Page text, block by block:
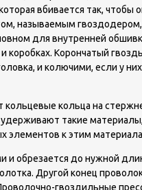
вбивается так, чтобы
называемым
для внутренней
коробках. Корончатый
и колючими, если у
кольца на
такие
элементов к этим
и обрезается до нужной
Другой конец
гвоздильные